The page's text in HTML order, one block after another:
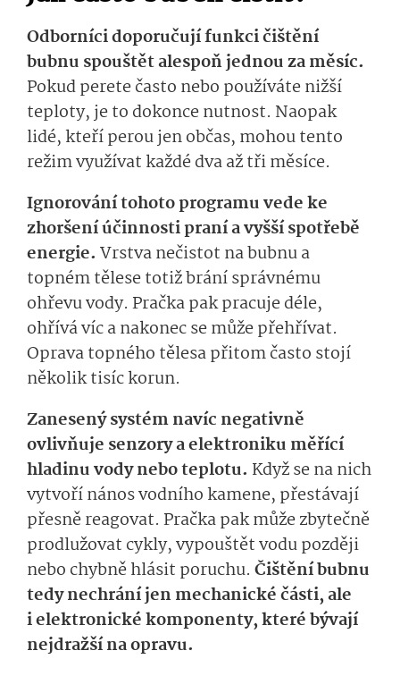
Odborníci doporučují funkci čištění
bubnu spouštět alespoň jednou za měsíc.
Pokud perete často nebo používáte nižší
teploty, je to dokonce nutnost. Naopak
lidé, kteří perou jen občas, mohou tento
režim využívat každé dva až tři měsíce.
Ignorování tohoto programu vede ke
zhoršení účinnosti praní a vyšší spotřebě
energie. Vrstva nečistot na bubnu a
topném tělese totiž brání správnému
ohřevu vody. Pračka pak pracuje déle,
ohřívá víc a nakonec se může přehřívat.
Oprava topného tělesa přitom často stojí
několik tisíc korun.
Zanesený systém navíc negativně
ovlivňuje senzory a elektroniku měřící
hladinu vody nebo teplotu. Když se na nich
vytvoří nános vodního kamene, přestávají
přesně reagovat. Pračka pak může zbytečně
prodlužovat cykly, vypouštět vodu později
nebo chybně hlásit poruchu. Čištění bubnu
tedy nechrání jen mechanické části, ale
i elektronické komponenty, které bývají
nejdražší na opravu.